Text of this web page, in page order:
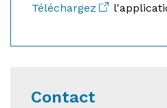
Téléchargez
Contact